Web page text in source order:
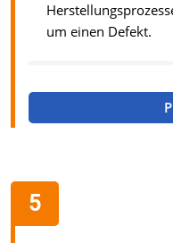
um einen Defekt.